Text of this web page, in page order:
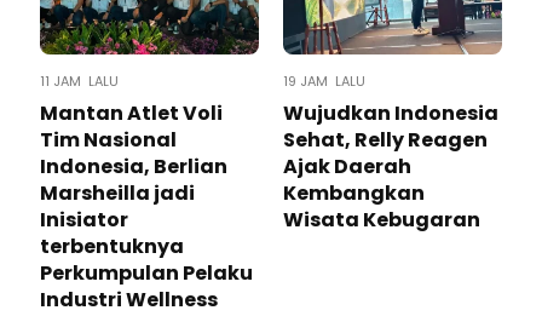
11 JAM LALU
Mantan Atlet Voli
Tim Nasional
Indonesia, Berlian
Marsheilla jadi
Inisiator
terbentuknya
Perkumpulan Pelaku
Industri Wellness
19 JAM LALU
Wujudkan Indonesia
Sehat, Relly Reagen
Ajak Daerah
Kembangkan
Wisata Kebugaran